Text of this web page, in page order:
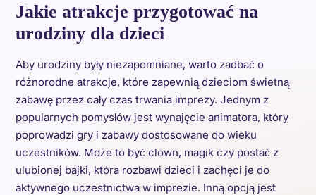
Jakie atrakcje przygotować na
urodziny dla dzieci
Aby urodziny były niezapomniane, warto zadbać o
różnorodne atrakcje, które zapewnią dzieciom świetną
zabawę przez cały czas trwania imprezy. Jednym z
popularnych pomysłów jest wynajęcie animatora, który
poprowadzi gry i zabawy dostosowane do wieku
uczestników. Może to być clown, magik czy postać z
ulubionej bajki, która rozbawi dzieci i zachęci je do
aktywnego uczestnictwa w imprezie. Inną opcją jest